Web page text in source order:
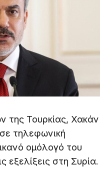
της Τουρκίας, Χακάν
τηλεφωνική
ομόλογό του
εξελίξεις στη Συρία.